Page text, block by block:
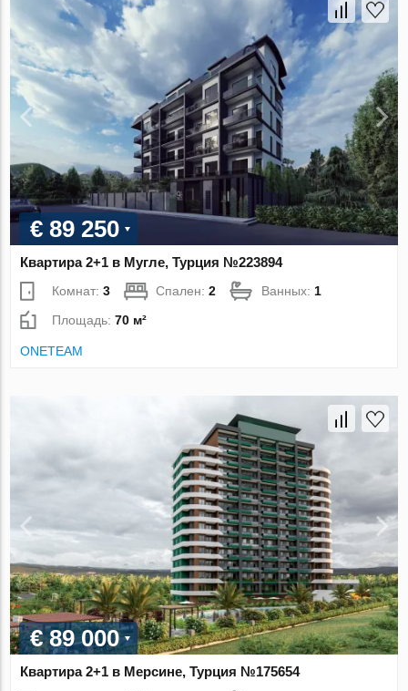
€ 89 250
Квартира 2+1 в Мугле, Турция №223894
Комнат:3 Спален:2 Ванных: 1
Площадь:70 м²
ONETEAM
€ 89 000
Квартира 2+1 в Мерсине, Турция №175654